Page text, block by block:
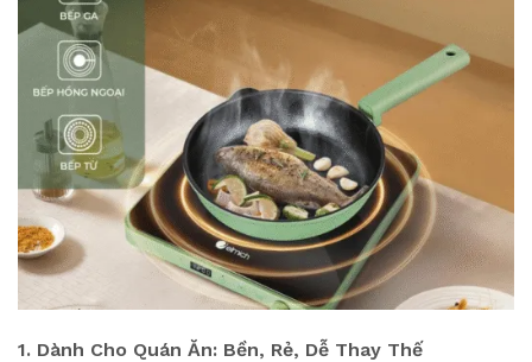
1. Dành Cho Quán Ăn: Bền, Rẻ, Dễ Thay Thế